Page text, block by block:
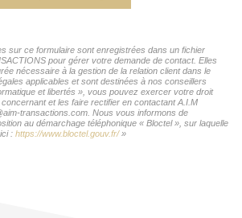
sur ce formulaire sont enregistrées dans un fichier
pour gérer votre demande de contact. Elles
nécessaire à la gestion de la relation client dans le
applicables et sont destinées à nos conseillers
et libertés », vous pouvez exercer votre droit
et les faire rectifier en contactant A.I.M
transactions.com. Nous vous informons de
au démarchage téléphonique « Bloctel », sur laquelle
: https://www.bloctel.gouv.fr/»